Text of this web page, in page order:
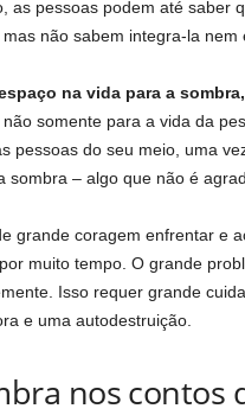
as pessoas podem até saber
não sabem integra-la
na vida para a
não somente para a vida da
pessoas do seu meio, uma
sombra – algo que não é
grande coragem enfrentar e
muito tempo. O grande
Isso requer grande
e uma autodestruição.
nos contos